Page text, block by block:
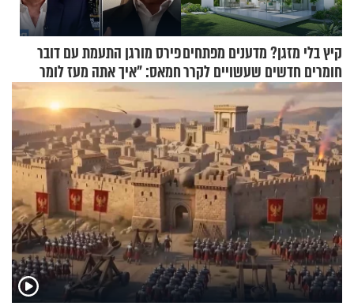
קיץ בלי מזגן? מדענים מפתחים
חומרים חדשים שעשויים לקרר
בתים
פירס מורגן התעמת עם דובר
חמאס: "איך אתה מעז לומר
שלא ביצעתם פשעי מלחמה?!"